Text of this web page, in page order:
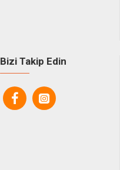
Bizi Takip Edin